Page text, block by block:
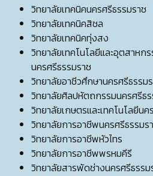
วิทยาลัยเทคนิคนครศรีธรรมราช
วิทยาลัยเทคนิคสิชล
วิทยาลัยเทคนิคทุ่งสง
วิทยาลัยเทคโนโลยีและอุตสาหก
นครศรีธรรมราช
วิทยาลัยอาชีวศึกษานครศรีธรรม
วิทยาลัยศิลปหัตถกรรมนครศรีธ
วิทยาลัยเกษตรและเทคโนโลยีนค
วิทยาลัยการอาชีพนครศรีธรรมร
วิทยาลัยการอาชีพหัวไทร
วิทยาลัยการอาชีพพรหมคีรี
วิทยาลัยสารพัดช่างนครศรีธรรม